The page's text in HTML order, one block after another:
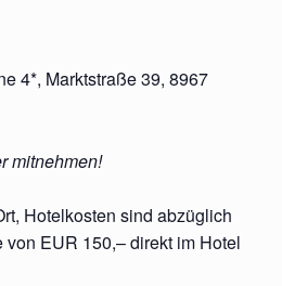
4*, Marktstraße 39, 8967
mitnehmen!
Hotelkosten sind abzüglich
EUR 150,– direkt im Hotel